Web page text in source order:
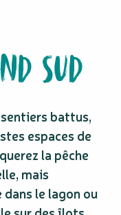
SUD
battus,
espaces de
la pêche
mais
le lagon ou